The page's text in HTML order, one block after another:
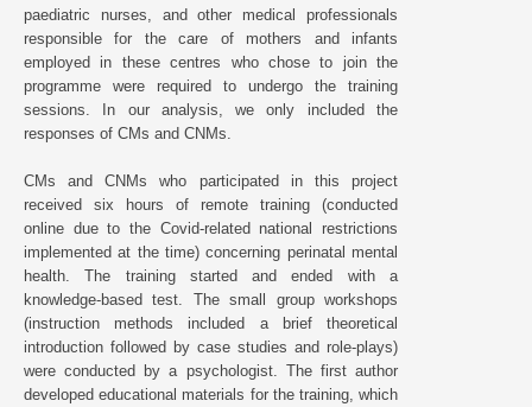
paediatric nurses, and other medical professionals
responsible for the care of mothers and infants
employed in these centres who chose to join the
programme were required to undergo the training
sessions. In our analysis, we only included the
responses of CMs and CNMs.
CMs and CNMs who participated in this project
received six hours of remote training (conducted
online due to the Covid-related national restrictions
implemented at the time) concerning perinatal mental
health. The training started and ended with a
knowledge-based test. The small group workshops
(instruction methods included a brief theoretical
introduction followed by case studies and role-plays)
were conducted by a psychologist. The first author
developed educational materials for the training, which